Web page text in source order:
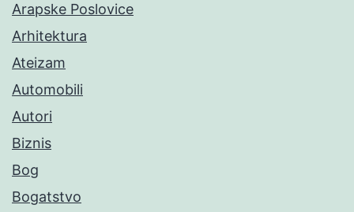
Arapske Poslovice
Arhitektura
Ateizam
Automobili
Autori
Biznis
Bog
Bogatstvo